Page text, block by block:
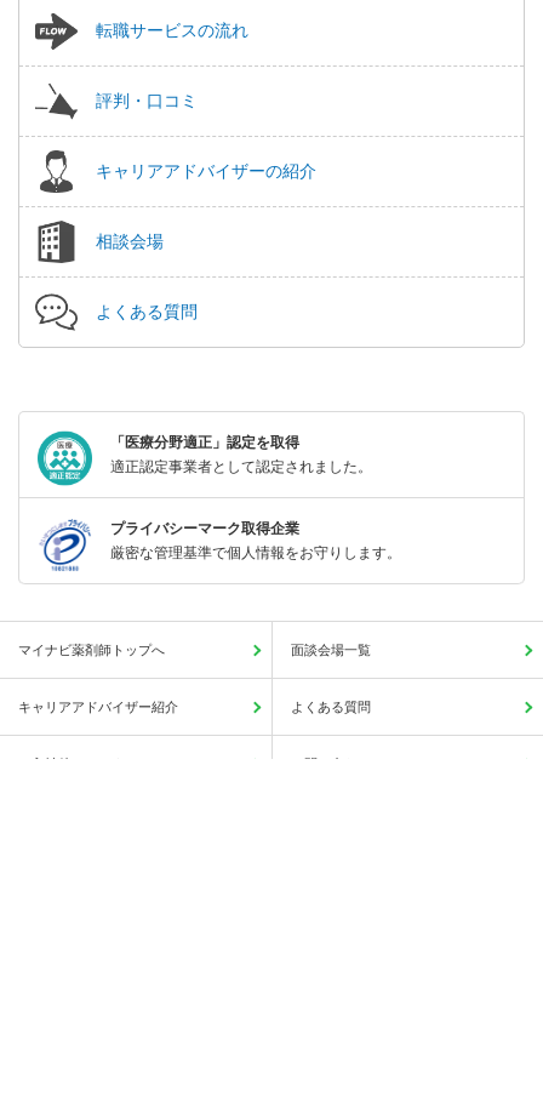
転職サービスの流れ
評判・口コミ
キャリアアドバイザーの紹介
相談会場
よくある質問
「医療分野適正」認定を取得
適正認定事業者として認定されました。
プライバシーマーク取得企業
厳密な管理基準で個人情報をお守りします。
マイナビ薬剤師トップへ 面談会場一覧
キャリアアドバイザー紹介 よくある質問
ご入社後のアフターフォロー お問い合わせ